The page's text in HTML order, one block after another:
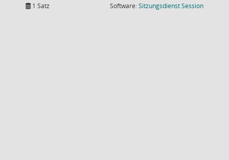
1 Satz Software:SitzungsdienstSession(Wird in